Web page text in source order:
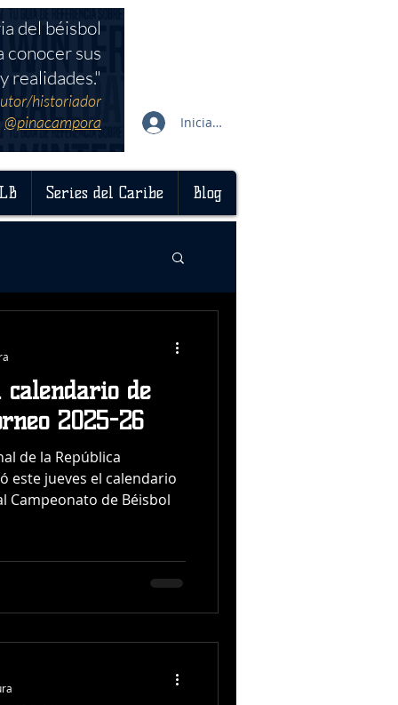
Iniciar sesión
Series del Caribe Blog
del béisbol
conocer sus
realidades."
historiador
@pinacampora
de
2025-26
de la República
este jueves el calendario
Campeonato de Béisbol